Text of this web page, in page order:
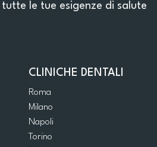
tutte le tue esigenze di salute
CLINICHE DENTALI
Roma
Milano
Napoli
Torino